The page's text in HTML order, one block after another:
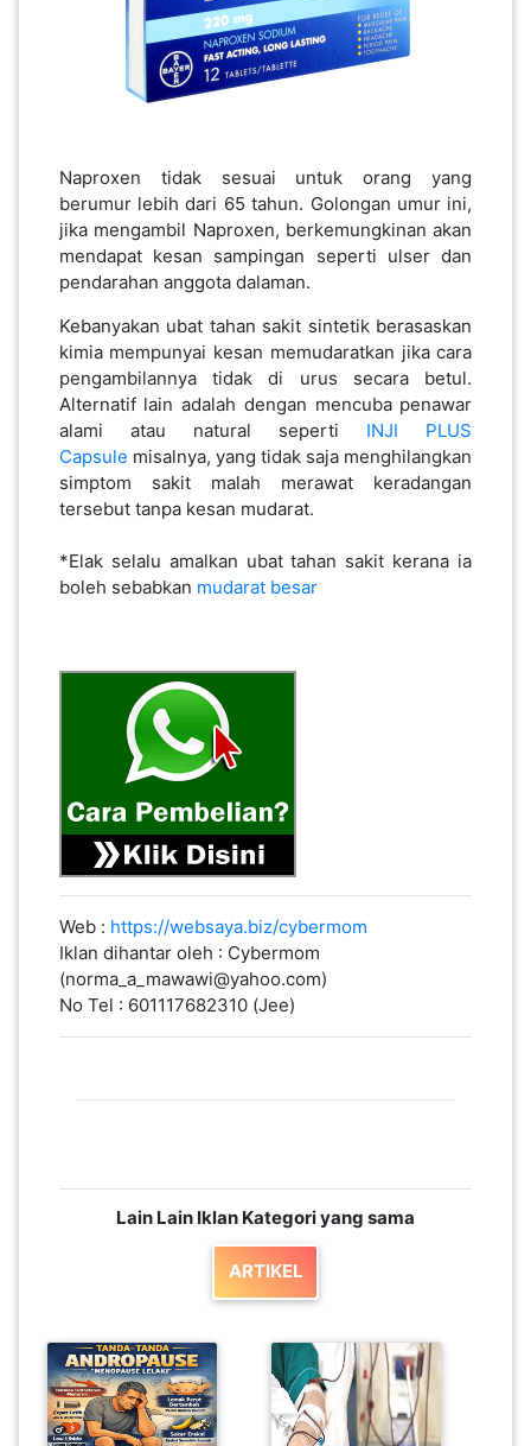
Naproxen tidak sesuai untuk orang yang
berumur lebih dari 65 tahun. Golongan umur ini,
jika mengambil Naproxen, berkemungkinan akan
mendapat kesan sampingan seperti ulser dan
pendarahan anggota dalaman.
Kebanyakan ubat tahan sakit sintetik berasaskan
kimia mempunyai kesan memudaratkan jika cara
pengambilannya tidak di urus secara betul.
Alternatif lain adalah dengan mencuba penawar
alami atau natural seperti INJI PLUS
Capsule misalnya, yang tidak saja menghilangkan
simptom sakit malah merawat keradangan
tersebut tanpa kesan mudarat.
*Elak selalu amalkan ubat tahan sakit kerana ia
boleh sebabkan mudarat besar
Web : https://websaya.biz/cybermom
Iklan dihantar oleh : Cybermom
(norma_a_mawawi@yahoo.com)
No Tel : 601117682310 (Jee)
Lain Lain Iklan Kategori yang sama
ARTIKEL